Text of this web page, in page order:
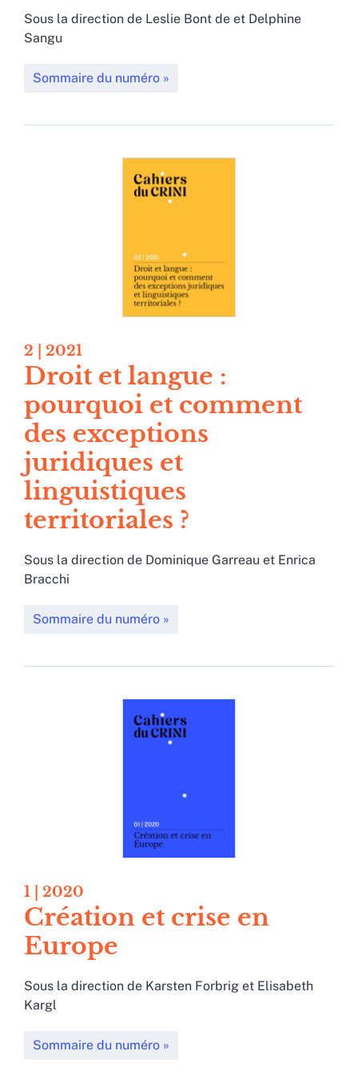
Sous la direction de Leslie Bont de et Delphine
Sangu
Sommaire du numéro
2 | 2021
Droit et langue :
pourquoi et comment
des exceptions
juridiques et
linguistiques
territoriales ?
Sous la direction de Dominique Garreau et Enrica
Bracchi
Sommaire du numéro
1 | 2020
Création et crise en
Europe
Sous la direction de Karsten Forbrig et Elisabeth
Kargl
Sommaire du numéro